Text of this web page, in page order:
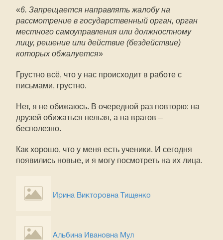
«6. Запрещается направлять жалобу на
рассмотрение в государственный орган, орган
местного самоуправления или должностному
лицу, решение или действие (бездействие)
которых обжалуется»
Грустно всё, что у нас происходит в работе с
письмами, грустно.
Нет, я не обижаюсь. В очередной раз повторю: на
друзей обижаться нельзя, а на врагов –
бесполезно.
Как хорошо, что у меня есть ученики. И сегодня
появились новые, и я могу посмотреть на их лица.
Ирина Викторовна Тищенко
Альбина Ивановна Мул